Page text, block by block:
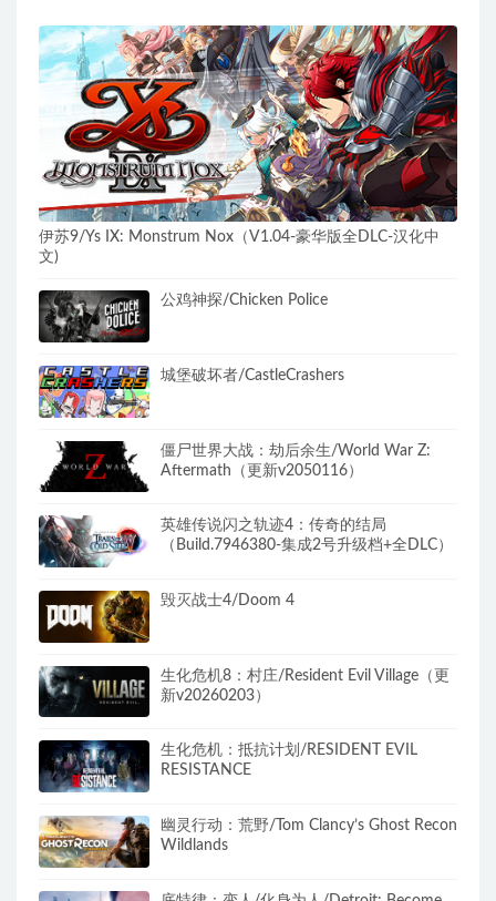
伊苏9/Ys IX: Monstrum Nox（V1.04-豪华版全DLC-汉化中
文)
公鸡神探/Chicken Police
城堡破坏者/CastleCrashers
僵尸世界大战：劫后余生/World War Z:
Aftermath（更新v2050116）
英雄传说闪之轨迹4：传奇的结局
（Build.7946380-集成2号升级档+全DLC）
毁灭战士4/Doom 4
生化危机8：村庄/Resident Evil Village（更
新v20260203）
生化危机：抵抗计划/RESIDENT EVIL
RESISTANCE
幽灵行动：荒野/Tom Clancy’s Ghost Recon
Wildlands